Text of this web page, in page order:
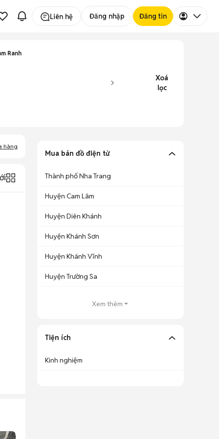
Liên hệ Đăng nhập Đăng tin
Ranh
Xoá
lọc
hàng
Mua bán đồ điện tử
Thành phố Nha Trang
Huyện Cam Lâm
Huyện Diên Khánh
Huyện Khánh Sơn
Huyện Khánh Vĩnh
Huyện Trường Sa
Xem thêm
Tiện ích
Kinh nghiệm